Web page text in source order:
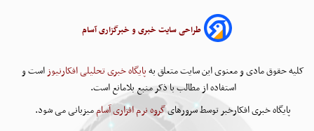
طراحی سایت خبری و خبرگزاری آسام
کلیه حقوق مادی و معنوی این سایت متعلق بهپایگاه خبری تحلیلی افکارنیوزاست و
استفاده از مطالب با ذکر منبع بلامانع است.
پایگاه خبری افکارخبر توسط سرورهایگروه نرم افزاری آساممیزبانی می شود.